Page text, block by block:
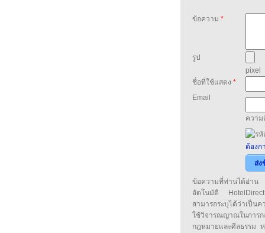
ข้อความ *
รูป
pixel
ชื่อที่ใช้แสดง *
Email
ความ
ต้องก
ส่ง
ข้อความที่ท่านได้อ่าน
อัตโนมัติ
สามารถระบุได้ว่าเป็น
ใช้วิจารณญาณในกา
กฎหมายและศีลธรรม